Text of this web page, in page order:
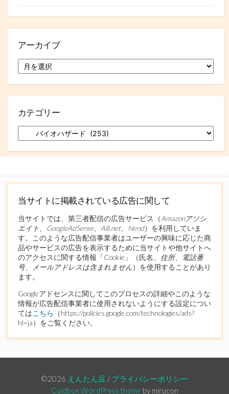
アーカイブ
ー
カ
カテゴリー
テ
ゴ
当サイトに掲載されている広告に関して
当サイトでは、第三者配信の広告サービス（Amazonアソシ
エイト、GoogleAdSense、A8.net、Nend）を利用していま
す。このような広告配信事業者はユーザーの興味に応じた商
品やサービスの広告を表示するために当サイトや他サイトへ
のアクセスに関する情報「Cookie」（氏名
、住所、電話番
号、メールアドレスは含まれません）を使用することがあり
ます。
Googleアドセンスに関してこのプロセスの詳細やこのような
情報が広告配信事業者に使用されないようにする設定につい
てはこちら
（https://policies.google.com/technologies/ads?
hl=ja）をご覧ください。
©2026 えんたん豆 / プライバシーポリシー
Coldbox WordPress theme by mirucon